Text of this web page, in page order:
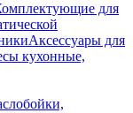
для
Аксессуары для
кухонные,